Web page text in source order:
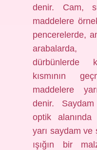
denir. Cam,
maddelere
pencerelerde,
dürbünlerde
kısmının
maddelere
denir.
optik
yarı saydam ve
ışığın bir